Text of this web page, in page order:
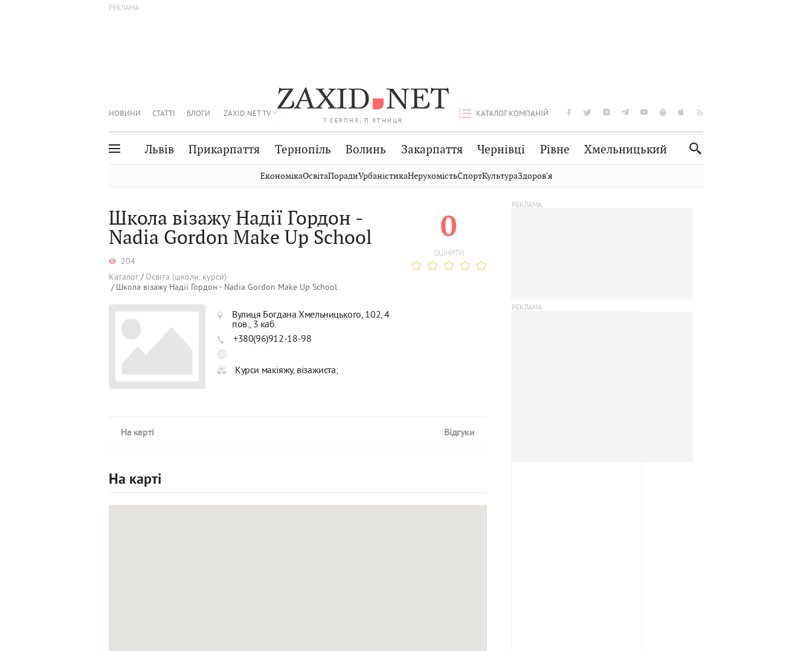
7 СЕРПНЯ, П'ЯТНИЦЯ
НОВИНИ СТАТТІ БЛОГИ ZAXID.NET TV КАТАЛОГ КОМПАНІЙ
Львів Прикарпаття Тернопіль Волинь Закарпаття Чернівці Рівне Хмельницький
Волинь
Закарпаття
Чернівці
Шептицький
Стрий
Хмельницький
Вінниця
Публікації Авто Словко
ЕкономікаОсвітаПорадиУрбаністикаНерухомістьСпортКультураЗдоровʼя
Школа візажу Надії Гордон -
Nadia Gordon Make Up School
204
Каталог
Освіта (школи, курси)
Школа візажу Надії Гордон - Nadia Gordon Make Up School
Вулиця Богдана Хмельницького, 102, 4
пов., 3 каб.
+380(96)912-18-98
Курси макіяжу, візажиста;
0
ОЦІНИТИ
На карті Відгуки
На карті